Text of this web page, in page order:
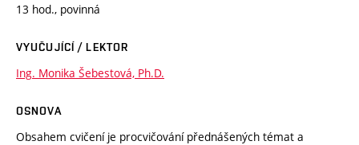
13 hod., povinná
VYUČUJÍCÍ / LEKTOR
Ing. Monika Šebestová, Ph.D.
OSNOVA
Obsahem cvičení je procvičování přednášených témat a